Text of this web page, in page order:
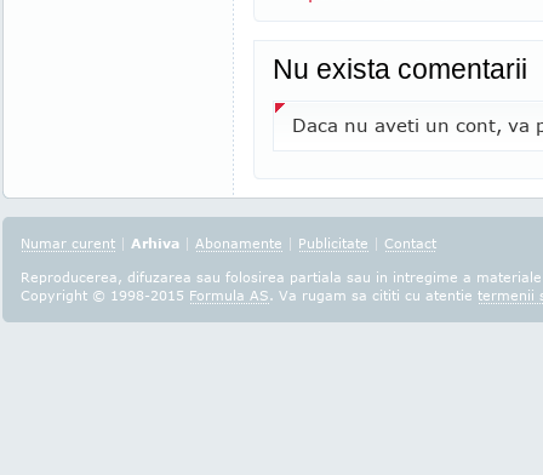
Nu exista comentarii
Daca nu aveti un cont, va
Numar curent | Arhiva | Abonamente | Publicitate | Contact
Reproducerea, difuzarea sau folosirea partiala sau in intregime a
Copyright © 1998-2015 Formula AS. Va rugam sa cititi cu atentie termenii